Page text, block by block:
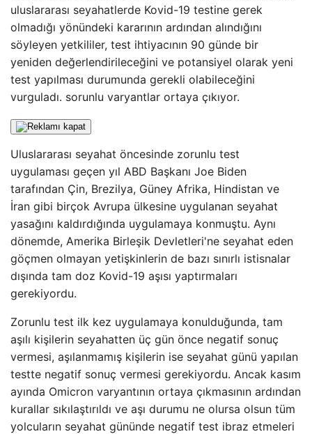
uluslararası seyahatlerde Kovid-19 testine gerek
olmadığı yönündeki kararının ardından alındığını
söyleyen yetkililer, test ihtiyacının 90 günde bir
yeniden değerlendirileceğini ve potansiyel olarak yeni
test yapılması durumunda gerekli olabileceğini
vurguladı. sorunlu varyantlar ortaya çıkıyor.
Uluslararası seyahat öncesinde zorunlu test
uygulaması geçen yıl ABD Başkanı Joe Biden
tarafından Çin, Brezilya, Güney Afrika, Hindistan ve
İran gibi birçok Avrupa ülkesine uygulanan seyahat
yasağını kaldırdığında uygulamaya konmuştu. Aynı
dönemde, Amerika Birleşik Devletleri'ne seyahat eden
göçmen olmayan yetişkinlerin de bazı sınırlı istisnalar
dışında tam doz Kovid-19 aşısı yaptırmaları
gerekiyordu.
Zorunlu test ilk kez uygulamaya konulduğunda, tam
aşılı kişilerin seyahatten üç gün önce negatif sonuç
vermesi, aşılanmamış kişilerin ise seyahat günü yapılan
testte negatif sonuç vermesi gerekiyordu. Ancak kasım
ayında Omicron varyantının ortaya çıkmasının ardından
kurallar sıkılaştırıldı ve aşı durumu ne olursa olsun tüm
yolcuların seyahat gününde negatif test ibraz etmeleri